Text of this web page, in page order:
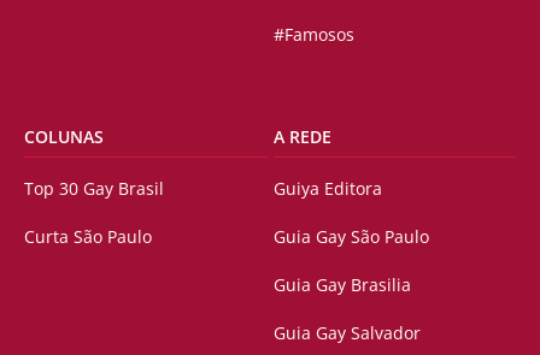
#Famosos
COLUNAS
Top 30 Gay Brasil
Curta São Paulo
A REDE
Guiya Editora
Guia Gay São Paulo
Guia Gay Brasilia
Guia Gay Salvador